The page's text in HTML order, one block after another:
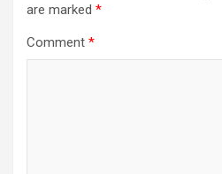
are marked *
Comment *